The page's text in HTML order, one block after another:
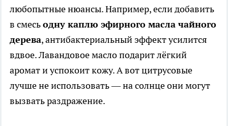
любопытные нюансы. Например, если добавить
в смесьодну каплю эфирного масла чайного
дерева, антибактериальный эффект усилится
вдвое. Лавандовое масло подарит лёгкий
аромат и успокоит кожу. А вот цитрусовые
лучше не использовать — на солнце они могут
вызвать раздражение.